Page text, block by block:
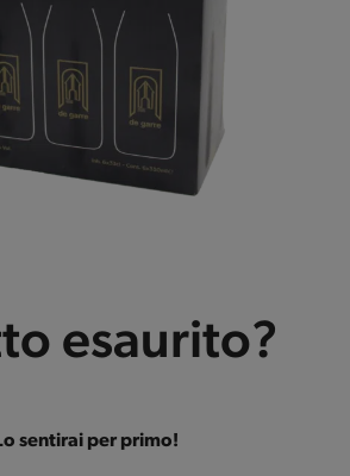
esaurito?
sentirai per primo!